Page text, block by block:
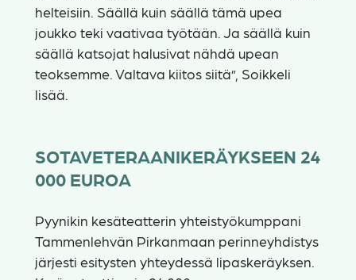
helteisiin. Säällä kuin säällä tämä upea
joukko teki vaativaa työtään. Ja säällä kuin
säällä katsojat halusivat nähdä upean
teoksemme. Valtava kiitos siitä”, Soikkeli
lisää.
SOTAVETERAANIKERÄYKSEEN 24
000 EUROA
Pyynikin kesäteatterin yhteistyökumppani
Tammenlehvän Pirkanmaan perinneyhdistys
järjesti esitysten yhteydessä lipaskeräyksen.